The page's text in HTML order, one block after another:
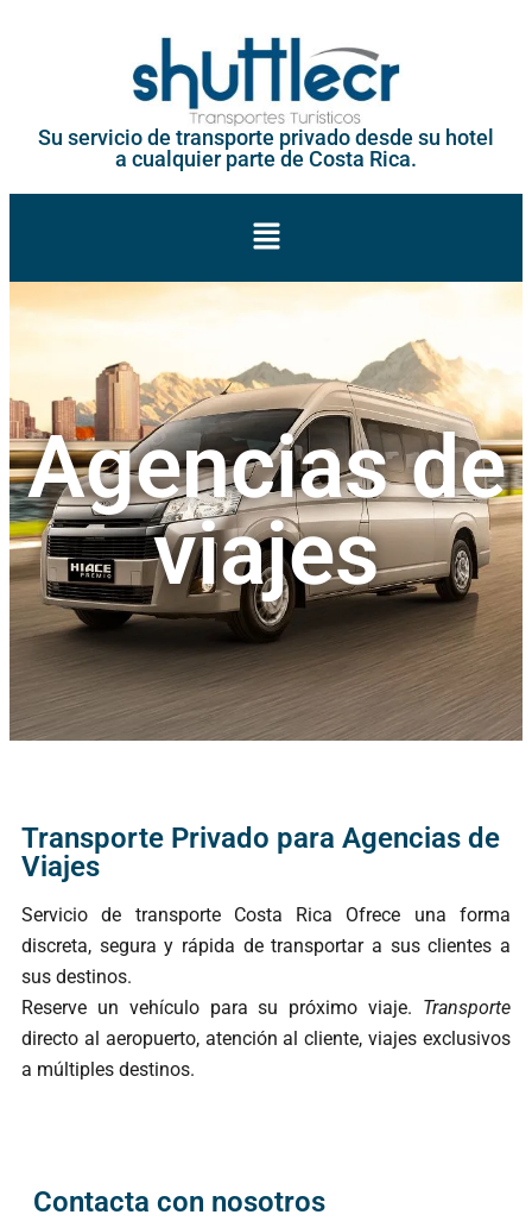
Su servicio de transporte privado desde su hotel
a cualquier parte de Costa Rica.
Agencias de
viajes
Transporte Privado para Agencias de
Viajes
Servicio de transporte Costa Rica Ofrece una forma
discreta, segura y rápida de transportar a sus clientes a
sus destinos.
Reserve un vehículo para su próximo viaje. Transporte
directo al aeropuerto, atención al cliente, viajes exclusivos
a múltiples destinos.
Contacta con nosotros